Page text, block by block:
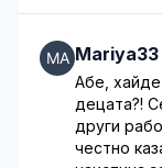
Mariya33
Абе,
децата?!
други
честно